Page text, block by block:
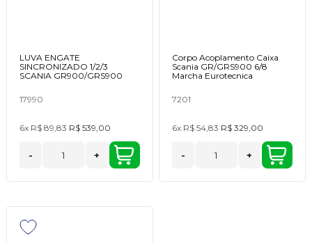
LUVA ENGATE
SINCRONIZADO 1/2/3
SCANIA GR900/GRS900
17990
6x R$ 89,83 R$ 539,00
- +
Corpo Acoplamento Caixa
Scania GR/GRS900 6/8
Marcha Eurotecnica
7201
6x R$ 54,83 R$ 329,00
- +